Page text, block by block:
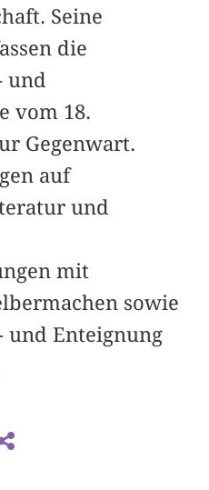
Seine
die
und
vom 18.
Gegenwart.
auf
und
mit
sowie
und Enteignung